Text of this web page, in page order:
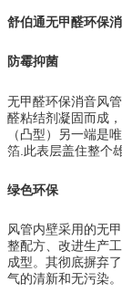
舒伯通无甲醛环保
防霉抑菌
无甲醛环保消音风
醛粘结剂凝固而成
（凸型）另一端是
箔.此表层盖住整个
绿色环保
风管内壁采用的无
整配方、改进生产
成型。其彻底摒弃
气的清新和无污染。